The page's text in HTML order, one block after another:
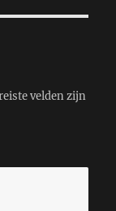
velden zijn